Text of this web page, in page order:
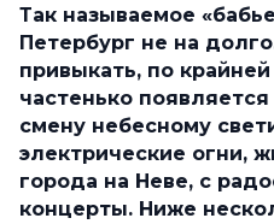
Так называемое
Петербург не на
привыкать, по
частенько
смену небесному
электрические огни,
города на Неве, с
концерты. Ниже